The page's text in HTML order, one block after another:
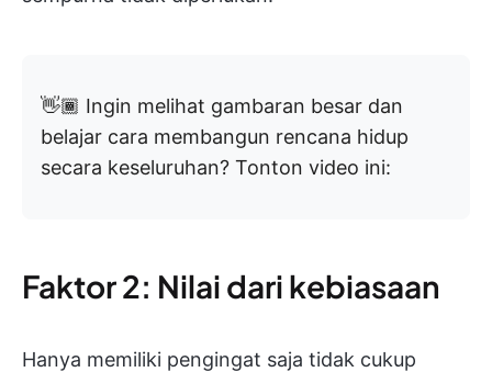
👋🏾 Ingin melihat gambaran besar dan
belajar cara membangun rencana hidup
secara keseluruhan? Tonton video ini:
Faktor 2: Nilai dari kebiasaan
Hanya memiliki pengingat saja tidak cukup